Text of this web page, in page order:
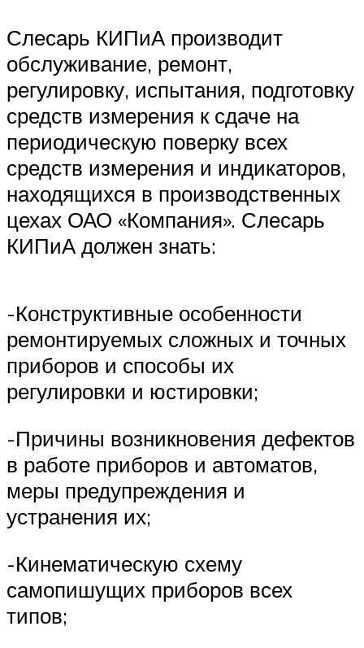
Слесарь КИПиА производит
обслуживание, ремонт,
регулировку, испытания, подготовку
средств измерения к сдаче на
периодическую поверку всех
средств измерения и индикаторов,
находящихся в производственных
цехах ОАО «Компания». Слесарь
КИПиА должен знать:
-Конструктивные особенности
ремонтируемых сложных и точных
приборов и способы их
регулировки и юстировки;
-Причины возникновения дефектов
в работе приборов и автоматов,
меры предупреждения и
устранения их;
-Кинематическую схему
самопишущих приборов всех
типов;